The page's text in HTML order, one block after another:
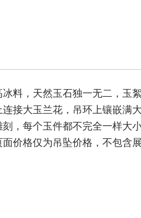
料，天然玉石独一无二，玉
接大玉兰花，吊环上镶嵌满
，每个玉件都不完全一样大小
价格仅为吊坠价格，不包含